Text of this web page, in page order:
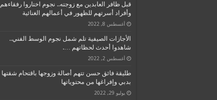
قبل ظافر العابدين مع زوجته.. نجوم اختاروا رفقاءهم
وأفراد أسرتهم للظهور في أعمالهم الغنائية
أغسطس 8, 2022
الأجازات الصيفية تلم شمل نجوم الوسط الفني..
شاهدوا أحدث لحظاتهم ….
أغسطس 2, 2022
طليقة فائق حسن تتهم أصالة وزوجها باقتحام شقتها
بدبي وإفراغها من محتوياتها
يوليو 29, 2022